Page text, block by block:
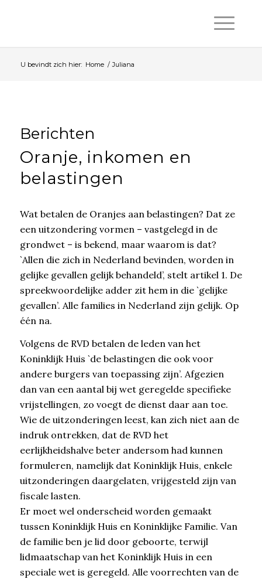
U bevindt zich hier: Home / Juliana
Berichten
Oranje, inkomen en
belastingen
Wat betalen de Oranjes aan belastingen? Dat ze
een uitzondering vormen – vastgelegd in de
grondwet – is bekend, maar waarom is dat?
`Allen die zich in Nederland bevinden, worden in
gelijke gevallen gelijk behandeld’, stelt artikel 1. De
spreekwoordelijke adder zit hem in die `gelijke
gevallen’. Alle families in Nederland zijn gelijk. Op
één na.
Volgens de RVD betalen de leden van het
Koninklijk Huis `de belastingen die ook voor
andere burgers van toepassing zijn’. Afgezien
dan van een aantal bij wet geregelde specifieke
vrijstellingen, zo voegt de dienst daar aan toe.
Wie de uitzonderingen leest, kan zich niet aan de
indruk ontrekken, dat de RVD het
eerlijkheidshalve beter andersom had kunnen
formuleren, namelijk dat Koninklijk Huis, enkele
uitzonderingen daargelaten, vrijgesteld zijn van
fiscale lasten.
Er moet wel onderscheid worden gemaakt
tussen Koninklijk Huis en Koninklijke Familie. Van
de familie ben je lid door geboorte, terwijl
lidmaatschap van het Koninklijk Huis in een
speciale wet is geregeld. Alle voorrechten van de